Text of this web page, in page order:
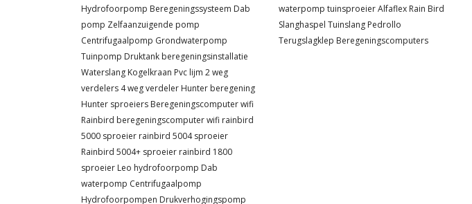
Hydrofoorpomp Beregeningssysteem Dab
pomp Zelfaanzuigende pomp
Centrifugaalpomp Grondwaterpomp
Tuinpomp Druktank beregeningsinstallatie
Waterslang Kogelkraan Pvc lijm 2 weg
verdelers 4 weg verdeler Hunter beregening
Hunter sproeiers Beregeningscomputer wifi
Rainbird beregeningscomputer wifi rainbird
5000 sproeier rainbird 5004 sproeier
Rainbird 5004+ sproeier rainbird 1800
sproeier Leo hydrofoorpomp Dab
waterpomp Centrifugaalpomp
Hydrofoorpompen Drukverhogingspomp
waterpomp tuinsproeierAlfaflex Rain Bird
Slanghaspel Tuinslang Pedrollo
Terugslagklep Beregeningscomputers